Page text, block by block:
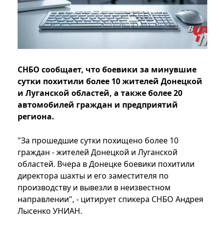
СНБО сообщает, что боевики за минувшие
сутки похитили более 10 жителей Донецкой
и Луганской областей, а также более 20
автомобилей граждан и предприятий
региона.
"За прошедшие сутки похищено более 10
граждан - жителей Донецкой и Луганской
областей. Вчера в Донецке боевики похитили
директора шахты и его заместителя по
производству и вывезли в неизвестном
направлении", - цитирует спикера СНБО Андрея
Лысенко УНИАН.